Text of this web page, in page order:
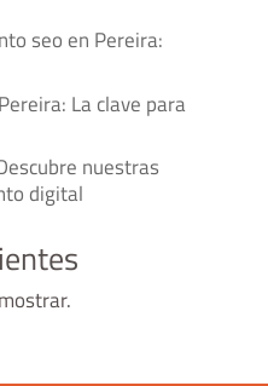
seo en Pereira:
La clave para
nuestras
digital